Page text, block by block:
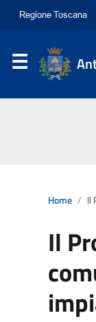
Home Il
Il